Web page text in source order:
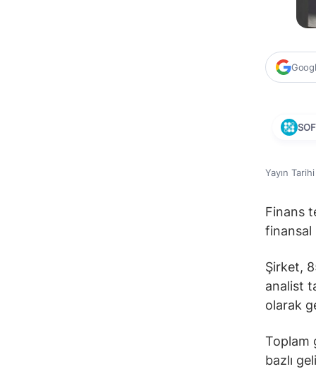
Yayın
Finans
finansal
Şirket,
analist
olarak
Toplam
bazlı